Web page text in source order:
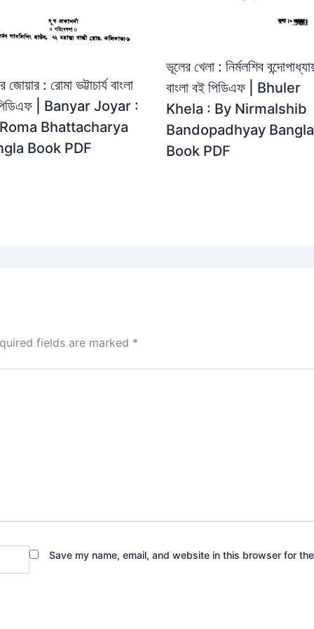
জোয়ার : রোমা ভট্টাচার্য বাংলা
| Banyar Joyar :
Bhattacharya
Book PDF
ভূলের খেলা : নির্মলশিব
বাংলা বই পিডিএফ | Bhuler
Khela : By Nirmalshib
Bandopadhyay Bangla
Book PDF
fields are marked *
Save my name, email, and website in this browser for